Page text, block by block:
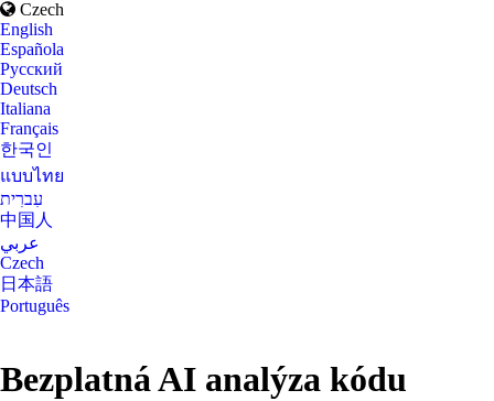
Czech
English
Española
Русский
Deutsch
Italiana
Français
한국인
แบบไทย
עִברִית
中国人
عربي
Czech
日本語
Português
Bezplatná AI analýza kódu